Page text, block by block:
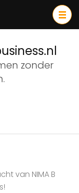
zonder
van NIMA B